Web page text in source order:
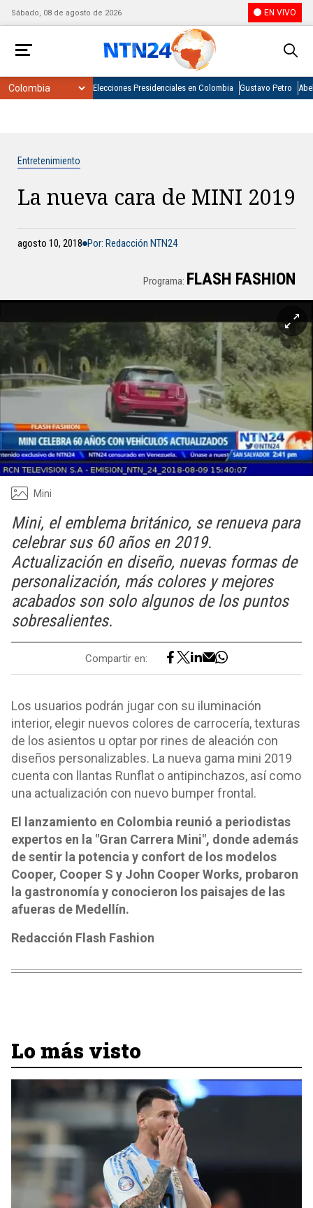
Sábado, 08 de agosto de 2026 EN VIVO
Elecciones Presidenciales en Colombia Gustavo Petro
Entretenimiento
La nueva cara de MINI 2019
agosto 10, 2018 Por: Redacción NTN24
Programa: FLASH FASHION
Mini
Mini, el emblema británico, se renueva para
celebrar sus 60 años en 2019.
Actualización en diseño, nuevas formas de
personalización, más colores y mejores
acabados son solo algunos de los puntos
sobresalientes.
Compartir en:
Los usuarios podrán jugar con su iluminación
interior, elegir nuevos colores de carrocería, texturas
de los asientos u optar por rines de aleación con
diseños personalizables. La nueva gama mini 2019
cuenta con llantas Runflat o antipinchazos, así como
una actualización con nuevo bumper frontal.
El lanzamiento en Colombia reunió a periodistas
expertos en la "Gran Carrera Mini", donde además
de sentir la potencia y confort de los modelos
Cooper, Cooper S y John Cooper Works, probaron
la gastronomía y conocieron los paisajes de las
afueras de Medellín.
Redacción Flash Fashion
Lo más visto